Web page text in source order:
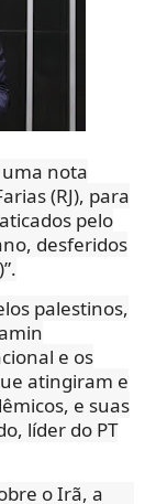
nota
(RJ), para
pelo
desferidos
palestinos,
e os
atingiram e
e suas
líder do PT
o Irã, a